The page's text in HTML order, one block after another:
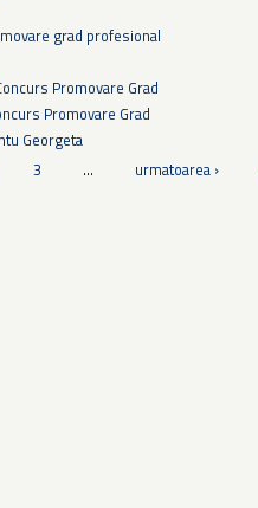
grad profesional
Promovare Grad
Promovare Grad
Georgeta
3 … urmatoarea ›